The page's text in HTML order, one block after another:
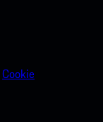
Cookie